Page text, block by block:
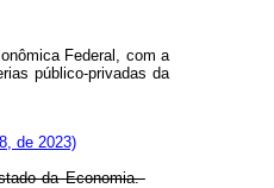
Federal, com a
público-privadas da
de 2023)
da Economia.